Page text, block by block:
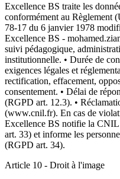
Excellence BS traite les
conformément au Règlement
78-17 du 6 janvier 1978
Excellence BS -
suivi pédagogique,
institutionnelle. • Durée de
exigences légales et
rectification, effacement,
consentement. • Délai de
(RGPD art. 12.3). •
(www.cnil.fr). En cas de
Excellence BS notifie la CNIL
art. 33) et informe les
(RGPD art. 34).
Article 10 - Droit à l'image